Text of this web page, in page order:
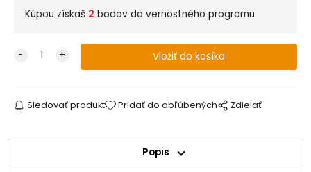
Kúpou získaš 2 bodov do vernostného programu
Sledovať produkt Pridať do obľúbených Zdielať
Popis